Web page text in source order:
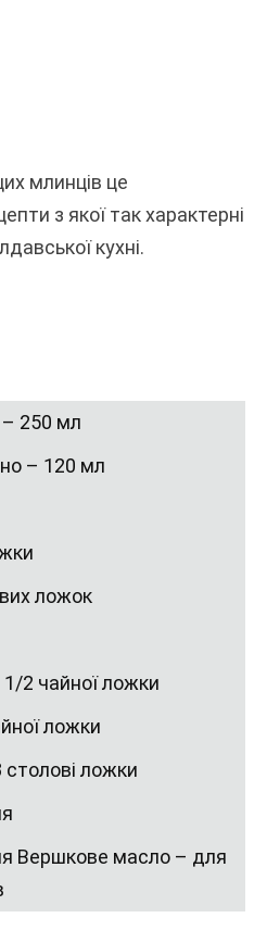
млинців це
з якої так характерні
кухні.
250 мл
– 120 мл
ложок
2 чайної ложки
ложки
ложки
Вершкове масло – для